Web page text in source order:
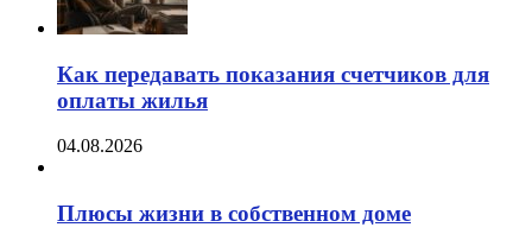
Как передавать показания счетчиков для
оплаты жилья
04.08.2026
Плюсы жизни в собственном доме